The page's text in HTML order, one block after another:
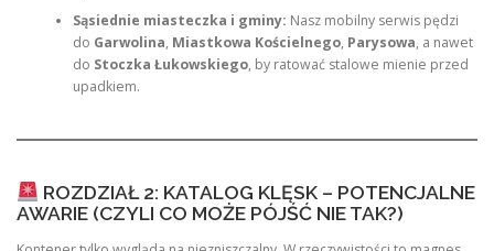
Sąsiednie miasteczka i gminy: Nasz mobilny serwis pędzi
do Garwolina, Miastkowa Kościelnego, Parysowa, a nawet
do Stoczka Łukowskiego, by ratować stalowe mienie przed
upadkiem.
ROZDZIAŁ 2: KATALOG KLĘSK – POTENCJALNE
AWARIE (CZYLI CO MOŻE PÓJŚĆ NIE TAK?)